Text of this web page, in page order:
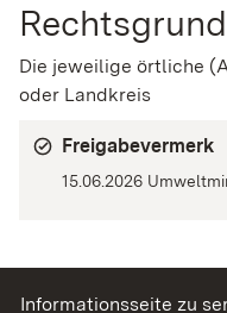
Die jeweilige örtliche
oder Landkreis
Freigabevermerk
15.06.2026
Informationsseite zu